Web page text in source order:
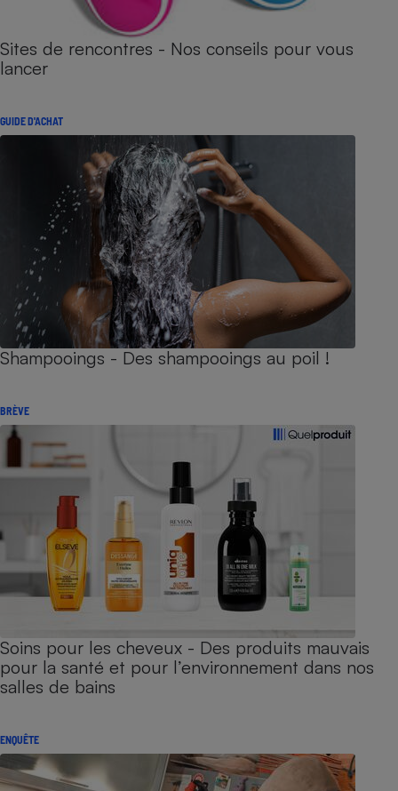
Sites de rencontres - Nos conseils pour vous
lancer
GUIDE D'ACHAT
Shampooings - Des shampooings au poil !
BRÈVE
Soins pour les cheveux - Des produits mauvais
pour la santé et pour l’environnement dans nos
salles de bains
ENQUÊTE